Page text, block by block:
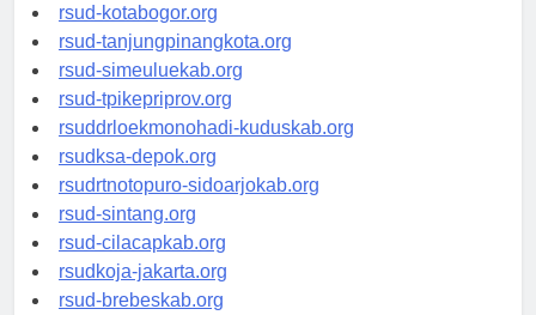
rsud-kotabogor.org
rsud-tanjungpinangkota.org
rsud-simeuluekab.org
rsud-tpikepriprov.org
rsuddrloekmonohadi-kuduskab.org
rsudksa-depok.org
rsudrtnotopuro-sidoarjokab.org
rsud-sintang.org
rsud-cilacapkab.org
rsudkoja-jakarta.org
rsud-brebeskab.org